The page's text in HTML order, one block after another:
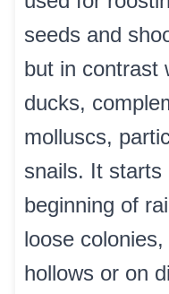
seeds and
but in contrast
ducks,
molluscs,
snails. It starts
beginning of
loose
hollows or on